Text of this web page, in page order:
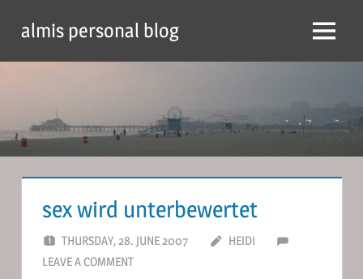
content
almis personal blog Menu
sex wird unterbewertet
THURSDAY, 28. JUNE 2007
HEIDI
LEAVE A COMMENT